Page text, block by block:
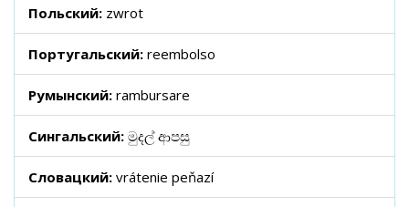
Польский: zwrot
Португальский: reembolso
Румынский: rambursare
Сингальский: මුදල් ආපසු
Словацкий: vrátenie peňazí